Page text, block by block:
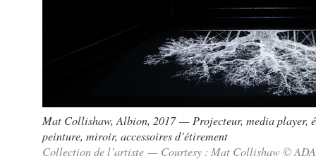
Mat Collishaw, Albion, 2017 — Projecteur, media player,
peinture, miroir, accessoires d’étirement
Collection de l’artiste — Courtesy : Mat Collishaw ©